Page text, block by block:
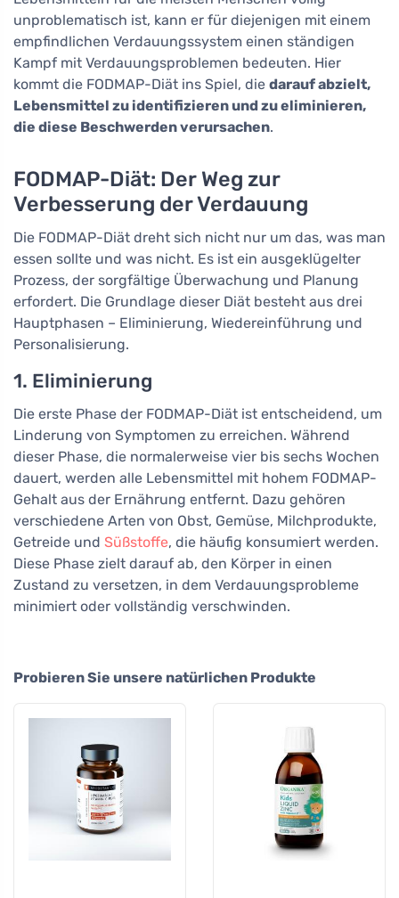
unproblematisch ist, kann er für diejenigen mit einem
empfindlichen Verdauungssystem einen ständigen
Kampf mit Verdauungsproblemen bedeuten. Hier
kommt die FODMAP-Diät ins Spiel, die darauf abzielt,
Lebensmittel zu identifizieren und zu eliminieren,
die diese Beschwerden verursachen.
FODMAP-Diät: Der Weg zur
Verbesserung der Verdauung
Die FODMAP-Diät dreht sich nicht nur um das, was man
essen sollte und was nicht. Es ist ein ausgeklügelter
Prozess, der sorgfältige Überwachung und Planung
erfordert. Die Grundlage dieser Diät besteht aus drei
Hauptphasen – Eliminierung, Wiedereinführung und
Personalisierung.
1. Eliminierung
Die erste Phase der FODMAP-Diät ist entscheidend, um
Linderung von Symptomen zu erreichen. Während
dieser Phase, die normalerweise vier bis sechs Wochen
dauert, werden alle Lebensmittel mit hohem FODMAP-
Gehalt aus der Ernährung entfernt. Dazu gehören
verschiedene Arten von Obst, Gemüse, Milchprodukte,
Getreide und Süßstoffe, die häufig konsumiert werden.
Diese Phase zielt darauf ab, den Körper in einen
Zustand zu versetzen, in dem Verdauungsprobleme
minimiert oder vollständig verschwinden.
Probieren Sie unsere natürlichen Produkte